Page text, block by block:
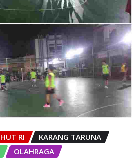
HUT RI
KARANG TARUNA
OLAHRAGA